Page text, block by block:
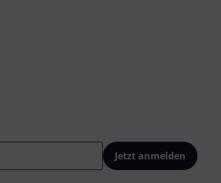
Jetzt anmelden